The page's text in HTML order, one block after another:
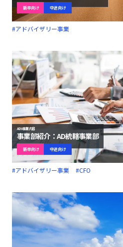
新卒向け 中途向け
#アドバイザリー事業
ADV事業内容
事業部紹介：AD統轄事業部
新卒向け 中途向け
#アドバイザリー事業 #CFO